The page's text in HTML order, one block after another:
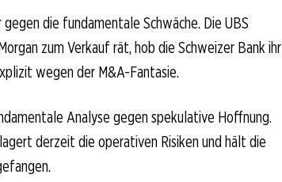
die fundamentale Schwäche. Die UBS
zum Verkauf rät, hob die Schweizer Bank ihr
wegen der M&A-Fantasie.
Analyse gegen spekulative Hoffnung.
derzeit die operativen Risiken und hält die